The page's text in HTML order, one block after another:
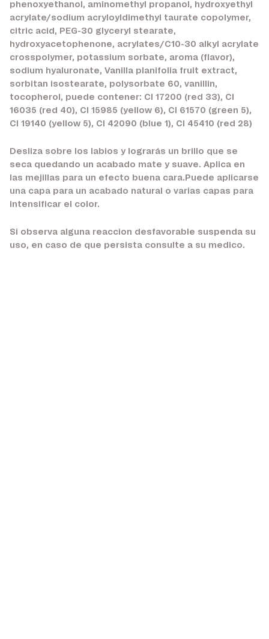
phenoxyethanol, aminomethyl propanol, hydroxyethyl
acrylate/sodium acryloyldimethyl taurate copolymer,
citric acid, PEG-30 glyceryl stearate,
hydroxyacetophenone, acrylates/C10-30 alkyl acrylate
crosspolymer, potassium sorbate, aroma (flavor),
sodium hyaluronate, Vanilla planifolia fruit extract,
sorbitan isostearate, polysorbate 60, vanillin,
tocopherol, puede contener: CI 17200 (red 33), CI
16035 (red 40), CI 15985 (yellow 6), CI 61570 (green 5),
CI 19140 (yellow 5), CI 42090 (blue 1), CI 45410 (red 28)
Desliza sobre los labios y lograrás un brillo que se
seca quedando un acabado mate y suave. Aplica en
las mejillas para un efecto buena cara.Puede aplicarse
una capa para un acabado natural o varias capas para
intensificar el color.
Si observa alguna reaccion desfavorable suspenda su
uso, en caso de que persista consulte a su medico.